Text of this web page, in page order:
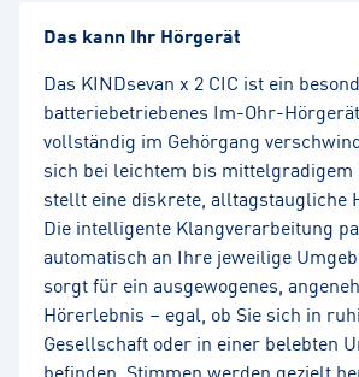
Das kann Ihr Hörgerät
Das KINDsevan x 2 CIC ist ein
batteriebetriebenes Im-Ohr-
vollständig im Gehörgang
sich bei leichtem bis
stellt eine diskrete, alltagstaugliche
Die intelligente Klangverarbeitung
automatisch an Ihre jeweilige
sorgt für ein ausgewogenes,
Hörerlebnis – egal, ob Sie sich in
Gesellschaft oder in einer belebten